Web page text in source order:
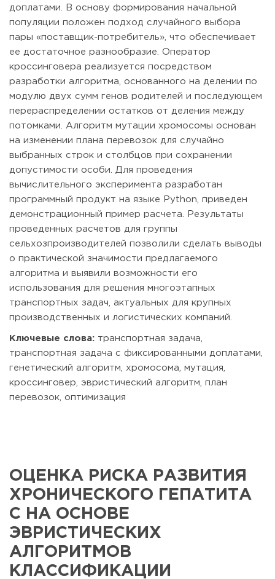
доплатами. В основу формирования начальной
популяции положен подход случайного выбора
пары «поставщик-потребитель», что обеспечивает
ее достаточное разнообразие. Оператор
кроссинговера реализуется посредством
разработки алгоритма, основанного на делении по
модулю двух сумм генов родителей и последующем
перераспределении остатков от деления между
потомками. Алгоритм мутации хромосомы основан
на изменении плана перевозок для случайно
выбранных строк и столбцов при сохранении
допустимости особи. Для проведения
вычислительного эксперимента разработан
программный продукт на языке Python, приведен
демонстрационный пример расчета. Результаты
проведенных расчетов для группы
сельхозпроизводителей позволили сделать выводы
о практической значимости предлагаемого
алгоритма и выявили возможности его
использования для решения многоэтапных
транспортных задач, актуальных для крупных
производственных и логистических компаний.
Ключевые слова: транспортная задача,
транспортная задача с фиксированными доплатами,
генетический алгоритм, хромосома, мутация,
кроссинговер, эвристический алгоритм, план
перевозок, оптимизация
ОЦЕНКА РИСКА РАЗВИТИЯ
ХРОНИЧЕСКОГО ГЕПАТИТА
C НА ОСНОВЕ
ЭВРИСТИЧЕСКИХ
АЛГОРИТМОВ
КЛАССИФИКАЦИИ